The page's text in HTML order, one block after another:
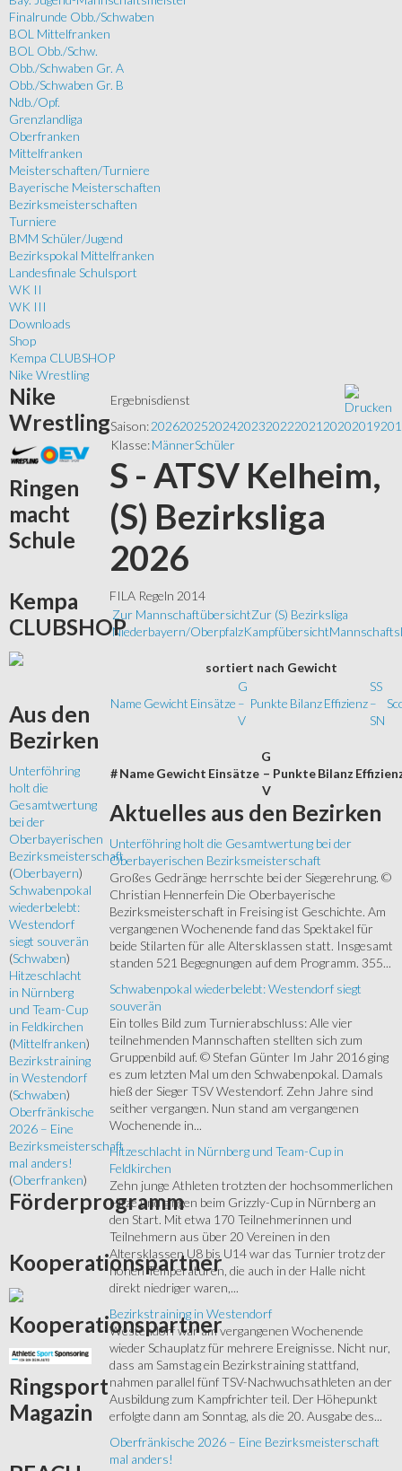
Finalrunde Obb./Schwaben
BOL Mittelfranken
BOL Obb./Schw.
Obb./Schwaben Gr. A
Obb./Schwaben Gr. B
Ndb./Opf.
Grenzlandliga
Oberfranken
Mittelfranken
Meisterschaften/Turniere
Bayerische Meisterschaften
Bezirksmeisterschaften
Turniere
BMM Schüler/Jugend
Bezirkspokal Mittelfranken
Landesfinale Schulsport
WK II
WK III
Downloads
Shop
Kempa CLUBSHOP
Nike Wrestling
Ergebnisdienst
Saison:202620252024202320222021 20202019
Klasse:MännerSchüler
S - ATSV Kelheim,
(S) Bezirksliga
2026
FILA Regeln 2014
Zur MannschaftübersichtZur (S) Bezirksliga
Niederbayern/OberpfalzKampfübersicht
sortiert nach Gewicht
Name Gewicht Einsätze
G
–
V
Punkte BilanzEffizienz
SS
–
SN
#NameGewicht Einsätze
G
–
V
PunkteBilanz
Aktuelles aus den Bezirken
Unterföhring holt die Gesamtwertung bei der
Oberbayerischen Bezirksmeisterschaft
Großes Gedränge herrschte bei der Siegerehrung. ©
Christian Hennerfein Die Oberbayerische
Bezirksmeisterschaft in Freising ist Geschichte. Am
vergangenen Wochenende fand das Spektakel für
beide Stilarten für alle Altersklassen statt. Insgesamt
standen 521 Begegnungen auf dem Programm. 355...
Schwabenpokal wiederbelebt: Westendorf siegt
souverän
Ein tolles Bild zum Turnierabschluss: Alle vier
teilnehmenden Mannschaften stellten sich zum
Gruppenbild auf. © Stefan Günter Im Jahr 2016 ging
es zum letzten Mal um den Schwabenpokal. Damals
hieß der Sieger TSV Westendorf. Zehn Jahre sind
seither vergangen. Nun stand am vergangenen
Wochenende in...
Hitzeschlacht in Nürnberg und Team-Cup in
Feldkirchen
Zehn junge Athleten trotzten der hochsommerlichen
Hitze und gingen beim Grizzly-Cup in Nürnberg an
den Start. Mit etwa 170 Teilnehmerinnen und
Teilnehmern aus über 20 Vereinen in den
Altersklassen U8 bis U14 war das Turnier trotz der
hohen Temperaturen, die auch in der Halle nicht
direkt niedriger waren,...
Bezirkstraining in Westendorf
Westendorf war am vergangenen Wochenende
wieder Schauplatz für mehrere Ereignisse. Nicht nur,
dass am Samstag ein Bezirkstraining stattfand,
nahmen parallel fünf TSV-Nachwuchsathleten an der
Ausbildung zum Kampfrichter teil. Der Höhepunkt
erfolgte dann am Sonntag, als die 20. Ausgabe des...
Oberfränkische 2026 – Eine Bezirksmeisterschaft
mal anders!
Nike
Wrestling
Ringen
macht
Schule
Kempa
CLUBSHOP
Aus den
Bezirken
Unterföhring
holt die
Gesamtwertung
bei der
Oberbayerischen
Bezirksmeisterschaft
(Oberbayern)
Schwabenpokal
wiederbelebt:
Westendorf
siegt souverän
(Schwaben)
Hitzeschlacht
in Nürnberg
und Team-Cup
in Feldkirchen
(Mittelfranken)
Bezirkstraining
in Westendorf
(Schwaben)
Oberfränkische
2026 – Eine
Bezirksmeisterschaft
mal anders!
(Oberfranken)
Förderprogramm
Kooperationspartner
Kooperationspartner
Ringsport
Magazin